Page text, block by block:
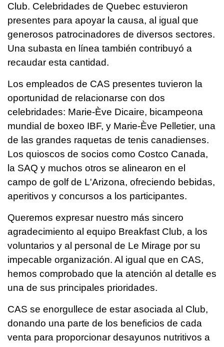
Club. Celebridades de Quebec estuvieron
presentes para apoyar la causa, al igual que
generosos patrocinadores de diversos sectores.
Una subasta en línea también contribuyó a
recaudar esta cantidad.
Los empleados de CAS presentes tuvieron la
oportunidad de relacionarse con dos
celebridades: Marie-Ève Dicaire, bicampeona
mundial de boxeo IBF, y Marie-Ève Pelletier, una
de las grandes raquetas de tenis canadienses.
Los quioscos de socios como Costco Canada,
la SAQ y muchos otros se alinearon en el
campo de golf de L'Arizona, ofreciendo bebidas,
aperitivos y concursos a los participantes.
Queremos expresar nuestro más sincero
agradecimiento al equipo Breakfast Club, a los
voluntarios y al personal de Le Mirage por su
impecable organización. Al igual que en CAS,
hemos comprobado que la atención al detalle es
una de sus principales prioridades.
CAS se enorgullece de estar asociada al Club,
donando una parte de los beneficios de cada
venta para proporcionar desayunos nutritivos a